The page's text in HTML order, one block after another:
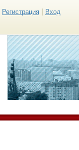
Регистрация Вход